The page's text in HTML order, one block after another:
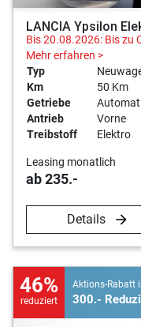
LANCIA Ypsilon
Bis 20.08.2026: Bis zu
Mehr erfahren >
Typ
Km
50 Km
Getriebe
Automat
Antrieb
Vorne
Treibstoff
Elektro
Leasing monatlich
ab 235.-
Details
46%
reduziert
Aktions-Rabatt
300.-